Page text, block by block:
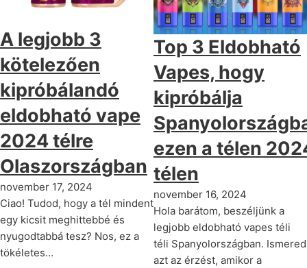
A legjobb 3
kötelezően
kipróbálandó
eldobható vape
2024 télre
Olaszországban
november 17, 2024
Ciao! Tudod, hogy a tél mindent
egy kicsit meghittebbé és
nyugodtabbá tesz? Nos, ez a
tökéletes...
Top 3 Eldobható
Vapes, hogy
kipróbálja
ezen a télen
télen
november 16, 2024
Hola barátom, beszéljünk a
legjobb eldobható vapes téli
téli Spanyolországban. Ismered
azt az érzést, amikor a